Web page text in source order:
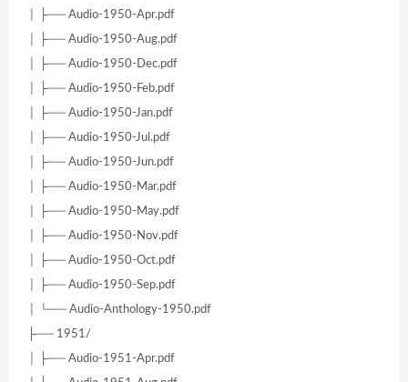
│ ├── Audio-1950-Apr.pdf
│ ├── Audio-1950-Aug.pdf
│ ├── Audio-1950-Dec.pdf
│ ├── Audio-1950-Feb.pdf
│ ├── Audio-1950-Jan.pdf
│ ├── Audio-1950-Jul.pdf
│ ├── Audio-1950-Jun.pdf
│ ├── Audio-1950-Mar.pdf
│ ├── Audio-1950-May.pdf
│ ├── Audio-1950-Nov.pdf
│ ├── Audio-1950-Oct.pdf
│ ├── Audio-1950-Sep.pdf
│ └── Audio-Anthology-1950.pdf
├── 1951/
│ ├── Audio-1951-Apr.pdf